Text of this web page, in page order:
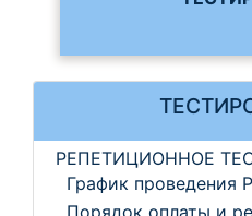
РЕПЕТИЦИОННОЕ
График проведения